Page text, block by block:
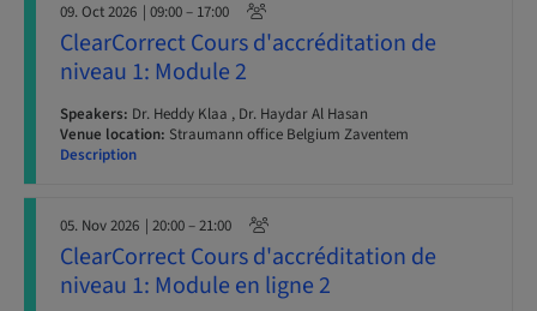
09. Oct 2026 | 09:00 – 17:00
ClearCorrect Cours d'accréditation de
niveau 1: Module 2
Speakers: Dr. Heddy Klaa , Dr. Haydar Al Hasan
Venue location: Straumann office Belgium Zaventem
Description
05. Nov 2026 | 20:00 – 21:00
ClearCorrect Cours d'accréditation de
niveau 1: Module en ligne 2